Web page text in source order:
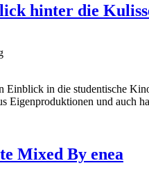
hinter die
in die studentische
und auch
Mixed By enea